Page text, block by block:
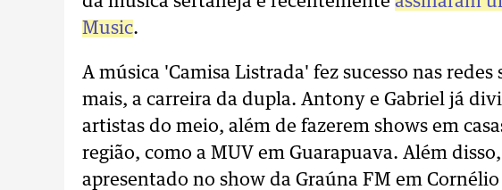
Music.
A música 'Camisa Listrada' fez sucesso nas
mais, a carreira da dupla. Antony e Gabriel já
artistas do meio, além de fazerem shows em
região, como a MUV em Guarapuava. Além
apresentado no show da Graúna FM em